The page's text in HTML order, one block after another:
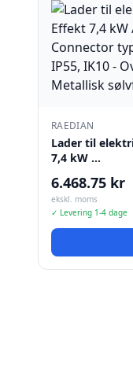
RAEDIAN
Lader til
7,4 kW …
6.468.75 kr
ekskl. moms
✓ Levering 1-4 dage